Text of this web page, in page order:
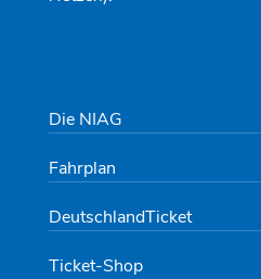
Die NIAG
Fahrplan
DeutschlandTicket
Ticket-Shop